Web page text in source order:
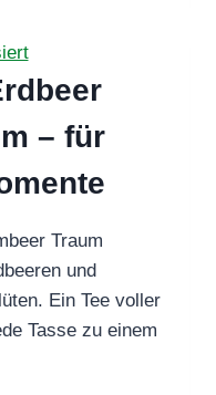
– für
Traum
und
Ein Tee voller
Tasse zu einem